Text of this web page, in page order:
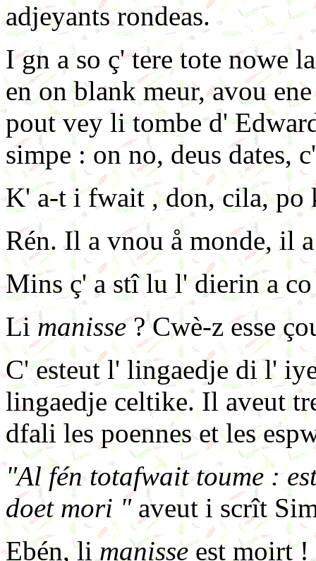
adjeyants rondeas.
I gn a so ç' tere tote nowe
en on blank meur, avou
pout vey li tombe d'
simpe : on no, deus dates,
K' a-t i fwait , don, cila, po
Rén. Il a vnou å monde, il
Mins ç' a stî lu l' dierin a
Li manisse? Cwè-z esse
C' esteut l' lingaedje di l'
lingaedje celtike. Il aveut
dfali les poennes et les
"Al fén totafwait toume :
doet mori "aveut i scrît
Ebén, limanisseest moirt !